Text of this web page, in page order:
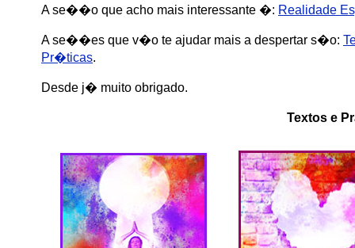
A se��o que acho mais interessante �: Realidade
A se��es que v�o te ajudar mais a despertar s�o:
Pr�ticas.
Desde j� muito obrigado.
Textos e